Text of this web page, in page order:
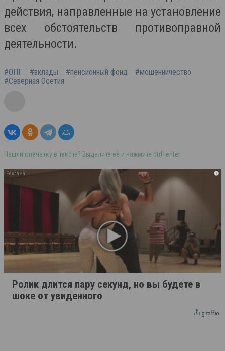
действия, направленные на установление
всех обстоятельств противоправной
деятельности.
#ОПГ #вклады #пенсионный фонд
#мошенничество
#Северная Осетия
Нашли опечатку в тексте? Выделите её и нажмите ctrl+enter
i
Ролик длится пару секунд, но вы будете в
шоке от увиденного